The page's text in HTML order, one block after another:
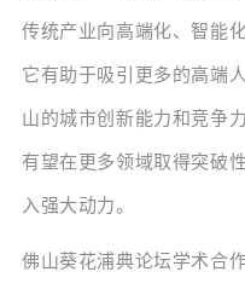
传统产业向高端化、智能
它有助于吸引更多的高端
山的城市创新能力和竞争
有望在更多领域取得突破
入强大动力。
佛山葵花浦典论坛学术合